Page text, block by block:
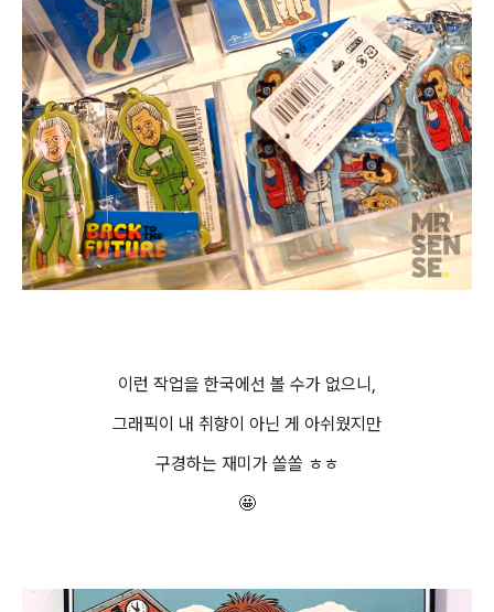
이런 작업을 한국에선 볼 수가 없으니,
그래픽이 내 취향이 아닌 게 아쉬웠지만
구경하는 재미가 쏠쏠 ㅎㅎ
🤩